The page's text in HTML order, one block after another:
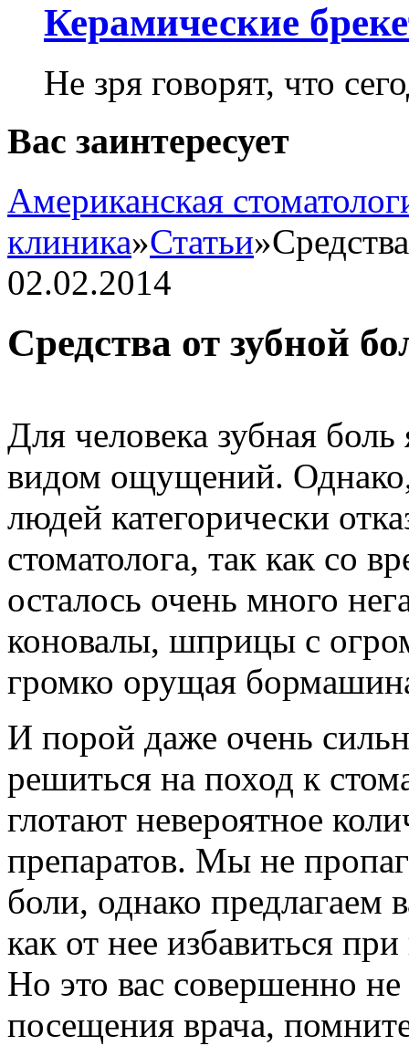
Керамические
Не зря говорят, что
Вас заинтересует
Американская
клиника»Статьи»
02.02.2014
Средства от зубной
Для человека зубная
видом ощущений.
людей категорически
стоматолога, так как со
осталось очень много
коновалы, шприцы с
громко орущая
И порой даже очень
решиться на поход к
глотают невероятное
препаратов. Мы не
боли, однако предлагаем
как от нее избавиться
Но это вас совершенно
посещения врача,